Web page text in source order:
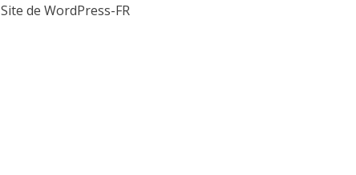
Site de WordPress-FR